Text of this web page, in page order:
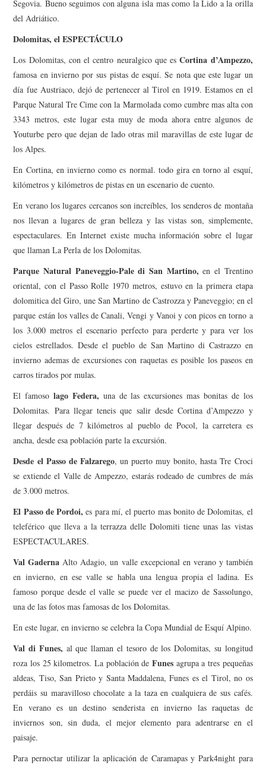
Segovia. Bueno seguimos con alguna isla mas como la Lido a la orilla
del Adriático.
Dolomitas, el ESPECTÁCULO
Los Dolomitas, con el centro neuralgico que esCortina d’Ampezzo,
famosa en invierno por sus pistas de esquí. Se nota que este lugar un
día fue Austriaco, dejó de pertenecer al Tirol en 1919. Estamos en el
Parque Natural Tre Cime con la Marmolada como cumbre mas alta con
3343 metros, este lugar esta muy de moda ahora entre algunos de
Youturbe pero que dejan de lado otras mil maravillas de este lugar de
los Alpes.
En Cortina, en invierno como es normal. todo gira en torno al esquí,
kilómetros y kilómetros de pistas en un escenario de cuento.
En verano los lugares cercanos son increíbles, los senderos de montaña
nos llevan a lugares de gran belleza y las vistas son, simplemente,
espectaculares. En Internet existe mucha información sobre el lugar
que llaman La Perla de los Dolomitas.
Parque Natural Paneveggio-Pale di San Martino, en el Trentino
oriental, con el Passo Rolle 1970 metros, estuvo en la primera etapa
dolomitica del Giro, une San Martino de Castrozza y Paneveggio; en el
parque están los valles de Canali, Vengi y Vanoi y con picos en torno a
los 3.000 metros el escenario perfecto para perderte y para ver los
cielos estrellados. Desde el pueblo de San Martino di Castrazzo en
invierno ademas de excursiones con raquetas es posible los paseos en
carros tirados por mulas.
El famosolago Federa, una de las excursiones mas bonitas de los
Dolomitas. Para llegar teneis que salir desde Cortina d’Ampezzo y
llegar después de 7 kilómetros al pueblo de Pocol, la carretera es
ancha, desde esa población parte la excursión.
Desde el Passo de Falzarego, un puerto muy bonito, hasta Tre Croci
se extiende el Valle de Ampezzo, estarás rodeado de cumbres de más
de 3.000 metros.
El Passo de Pordoi, es para mí, el puerto mas bonito de Dolomitas, el
teleférico que lleva a la terrazza delle Dolomiti tiene unas las vistas
ESPECTACULARES.
Val Gaderna Alto Adagio, un valle excepcional en verano y también
en invierno, en ese valle se habla una lengua propia el ladina. Es
famoso porque desde el valle se puede ver el macizo de Sassolungo,
una de las fotos mas famosas de los Dolomitas.
En este lugar, en invierno se celebra la Copa Mundial de Esquí Alpino.
Val di Funes, al que llaman el tesoro de los Dolomitas, su longitud
roza los 25 kilometros. La población de Funes agrupa a tres pequeñas
aldeas, Tiso, San Prieto y Santa Maddalena, Funes es el Tirol, no os
perdáis su maravilloso chocolate a la taza en cualquiera de sus cafés.
En verano es un destino senderista en invierno las raquetas de
inviernos son, sin duda, el mejor elemento para adentrarse en el
paisaje.
Para pernoctar utilizar la aplicación de Caramapas y Park4night para